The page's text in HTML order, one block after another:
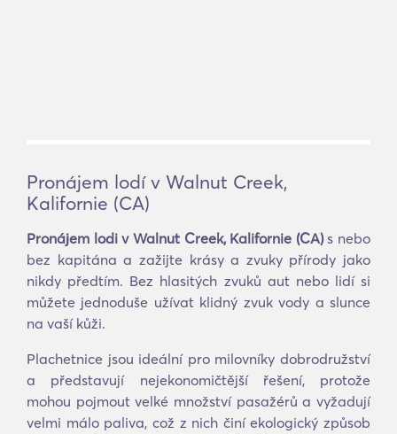
Pronájem lodí v Walnut Creek,
Kalifornie (CA)
Pronájem lodi v Walnut Creek, Kalifornie (CA)s nebo
bez kapitána a zažijte krásy a zvuky přírody jako
nikdy předtím. Bez hlasitých zvuků aut nebo lidí si
můžete jednoduše užívat klidný zvuk vody a slunce
na vaší kůži.
Plachetnice jsou ideální pro milovníky dobrodružství
a představují nejekonomičtější řešení, protože
mohou pojmout velké množství pasažérů a vyžadují
velmi málo paliva, což z nich činí ekologický způsob